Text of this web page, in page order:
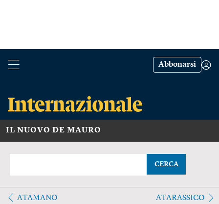
Abbonarsi
IL NUOVO DE MAURO
CERCA
ATAMANO ATARASSICO